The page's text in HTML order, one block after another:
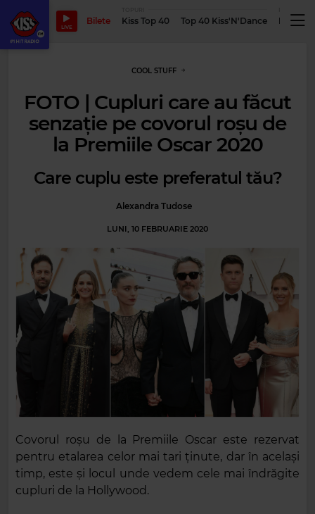
LIVE
Bilete Kiss Top 40 Top 40 Kiss'N'Dance
COOL STUFF
FOTO | Cupluri care au făcut
senzație pe covorul roșu de
la Premiile Oscar 2020
Care cuplu este preferatul tău?
Alexandra Tudose
LUNI, 10 FEBRUARIE 2020
Covorul roșu de la Premiile Oscar este rezervat
pentru etalarea celor mai tari ținute, dar în același
timp, este și locul unde vedem cele mai îndrăgite
cupluri de la Hollywood.